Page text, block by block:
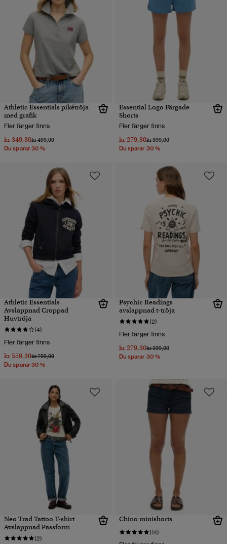
Athletic Essentials pikétröja
med grafik
Fler färger finns
kr 349,30Pris reducerat från
kr 499,00till
Du sparar 30 %
Essential Logo Färgade
Shorts
Fler färger finns
kr 279,30Pris reducerat från
kr 399,00till
Du sparar 30 %
Athletic Essentials
Avslappnad Croppad
Huvtröja
(4)
Fler färger finns
kr 559,30Pris reducerat från
kr 799,00till
Du sparar 30 %
Psychic Readings
avslappnad t-tröja
(2)
Fler färger finns
kr 279,30Pris reducerat från
kr 399,00till
Du sparar 30 %
Neo Trad Tattoo T-shirt
Avslappnad Passform
(2)
Chino minishorts
(14)